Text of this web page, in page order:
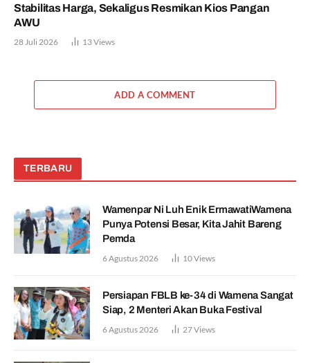
Stabilitas Harga, Sekaligus Resmikan Kios Pangan
AWU
28 Juli 2026 13Views
ADD A COMMENT
TERBARU
Wamenpar Ni Luh Enik ErmawatiWamena
Punya Potensi Besar, Kita Jahit Bareng
Pemda
6 Agustus 2026 10Views
Persiapan FBLB ke-34 di Wamena Sangat
Siap, 2 Menteri Akan Buka Festival
6 Agustus 2026 27Views